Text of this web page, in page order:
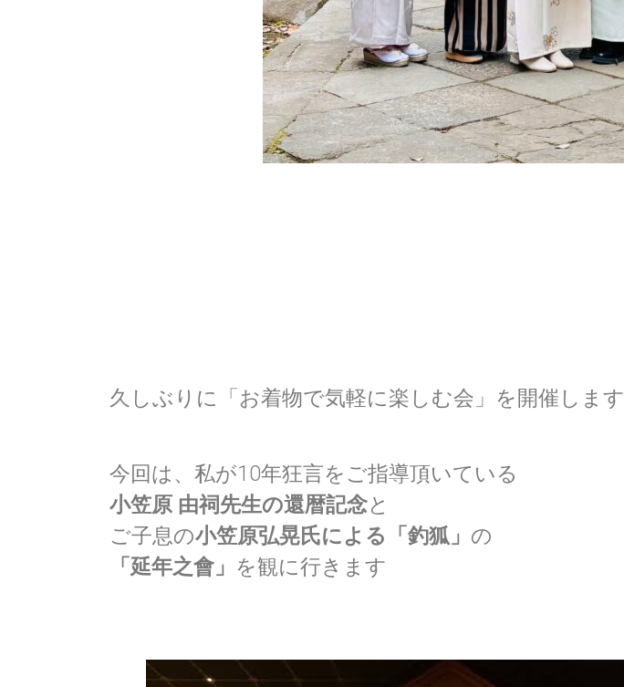
久しぶりに「お着物で気軽に楽しむ会」を開催します
今回は、私が10年狂言をご指導頂いている
小笠原 由祠先生の還暦記念と
ご子息の小笠原弘晃氏による「釣狐」 の
「延年之會」 を観に行きます